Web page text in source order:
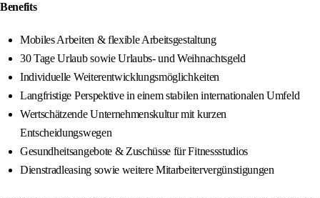
Benefits
Mobiles Arbeiten & flexible Arbeitsgestaltung
30 Tage Urlaub sowie Urlaubs- und Weihnachtsgeld
Individuelle Weiterentwicklungsmöglichkeiten
Langfristige Perspektive in einem stabilen internationalen Umfeld
Wertschätzende Unternehmenskultur mit kurzen
Entscheidungswegen
Gesundheitsangebote & Zuschüsse für Fitnessstudios
Dienstradleasing sowie weitere Mitarbeitervergünstigungen